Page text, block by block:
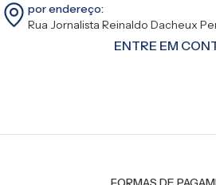
por endereço:
Rua Jornalista Reinaldo Dacheux
ENTRE EM